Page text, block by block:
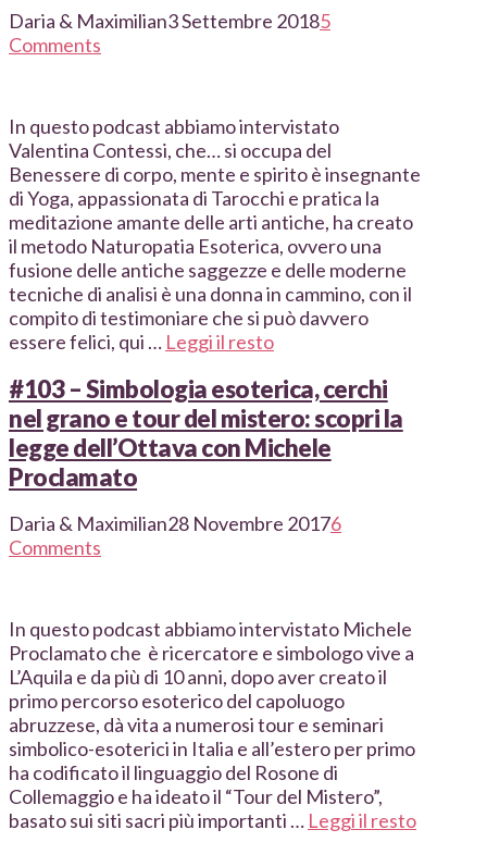
Daria & Maximilian3 Settembre 20185
Comments
In questo podcast abbiamo intervistato
Valentina Contessi, che… si occupa del
Benessere di corpo, mente e spirito è insegnante
di Yoga, appassionata di Tarocchi e pratica la
meditazione amante delle arti antiche, ha creato
il metodo Naturopatia Esoterica, ovvero una
fusione delle antiche saggezze e delle moderne
tecniche di analisi è una donna in cammino, con il
compito di testimoniare che si può davvero
essere felici, qui … Leggi il resto
#103 – Simbologia esoterica, cerchi
nel grano e tour del mistero: scopri la
legge dell’Ottava con Michele
Proclamato
Daria & Maximilian28 Novembre 20176
Comments
In questo podcast abbiamo intervistato Michele
Proclamato che è ricercatore e simbologo vive a
L’Aquila e da più di 10 anni, dopo aver creato il
primo percorso esoterico del capoluogo
abruzzese, dà vita a numerosi tour e seminari
simbolico-esoterici in Italia e all’estero per primo
ha codificato il linguaggio del Rosone di
Collemaggio e ha ideato il “Tour del Mistero”,
basato sui siti sacri più importanti … Leggi il resto